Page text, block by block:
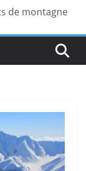
de montagne